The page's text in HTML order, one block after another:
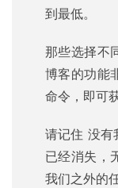
到最低。
那些选择不
博客的功能
命令，即可
请记住 没有
已经消失，
我们之外的